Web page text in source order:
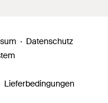
Datenschutz
Lieferbedingungen